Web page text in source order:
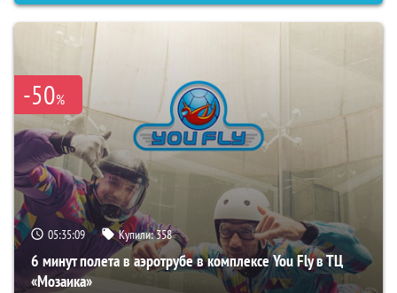
-50%
05:35:08 Купили:358
6 минут полета в аэротрубе в комплексе You Fly в ТЦ
«Мозаика»